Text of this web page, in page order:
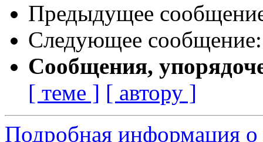
Предыдущее
Следующее
Сообщения,
[ теме ] [ автору ]
Подробная информация